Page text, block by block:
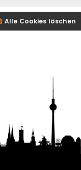
Alle Cookies löschen